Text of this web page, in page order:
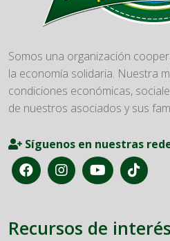
Somos una organización
la economía solidaria. Nuestra
condiciones económicas,
de nuestros asociados y sus
Síguenos en nuestras
Recursos de interés